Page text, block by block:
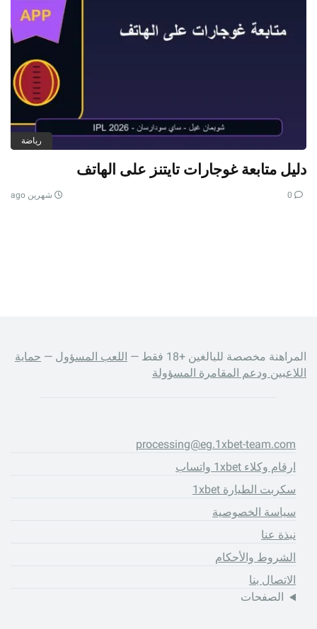
رياضة
دليل متابعة غوجارات تايتنز على الهاتف
شهرين ago
المراهنة مخصصة للبالغين +18 فقط — اللعب المسؤول — حماية
اللاعبين ودعم المقامرة المسؤولة
processing@eg.1xbet-team.com
ارقام وكلاء 1xbet واتساب
سكربت الطيارة 1xbet
سياسة الخصوصية
نبذة عنا
الشروط والأحكام
الاتصال بنا
الصفحات